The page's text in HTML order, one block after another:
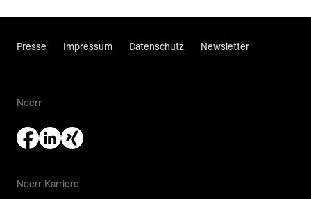
Presse Impressum Datenschutz Newsletter
Noerr
Noerr Karriere